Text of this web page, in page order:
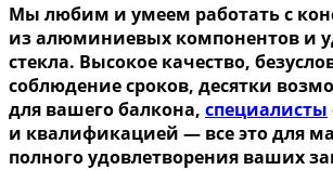
Мы любим и умеем работать с
из алюминиевых компонентов и
стекла. Высокое качество,
соблюдение сроков, десятки
для вашего балкона, специалисты
и квалификацией — все это для
полного удовлетворения ваших